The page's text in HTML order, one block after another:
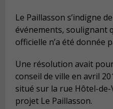
Le Paillasson s’indigne
événements, soulignant
officielle n’a été donnée
Une résolution avait
conseil de ville en avril
situé sur la rue Hôtel-
projet Le Paillasson.